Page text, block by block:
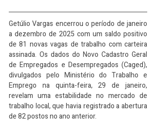
Getúlio Vargas encerrou o período de janeiro
a dezembro de 2025 com um saldo positivo
de 81 novas vagas de trabalho com carteira
assinada. Os dados do Novo Cadastro Geral
de Empregados e Desempregados (Caged),
divulgados pelo Ministério do Trabalho e
Emprego na quinta-feira, 29 de janeiro,
revelam uma estabilidade no mercado de
trabalho local, que havia registrado a abertura
de 82 postos no ano anterior.